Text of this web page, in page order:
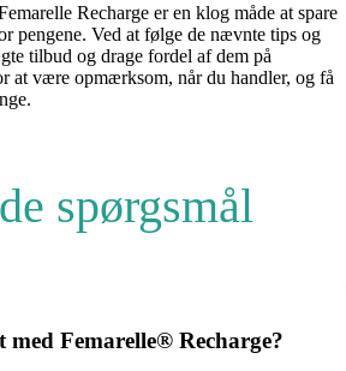
Recharge er en klog måde at spare
pengene. Ved at følge de nævnte tips og
tilbud og drage fordel af dem på
at være opmærksom, når du handler, og få
spørgsmål
Femarelle® Recharge?